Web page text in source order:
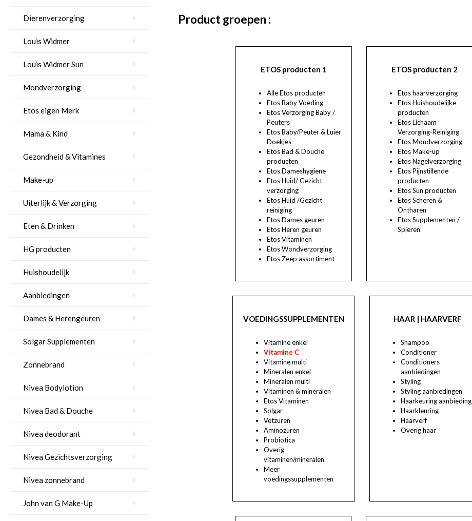
Dierenverzorging
Louis Widmer
Louis Widmer Sun
Mondverzorging
Etos eigen Merk
Mama & Kind
Gezondheid & Vitamines
Make-up
Uiterlijk & Verzorging
Eten & Drinken
HG producten
Huishoudelijk
Aanbiedingen
Dames & Herengeuren
Solgar Supplementen
Zonnebrand
Nivea Bodylotion
Nivea Bad & Douche
Nivea deodorant
Nivea Gezichtsverzorging
Nivea zonnebrand
John van G Make-Up
Product groepen :
ETOS producten 1
Alle Etos producten
Etos Baby Voeding
Etos Verzorging Baby /
Peuters
Etos Baby/Peuter & Luier
Doekjes
Etos Bad & Douche
producten
Etos Dameshygiene
Etos Huid/ Gezicht
verzorging
Etos Huid /Gezicht
reiniging
Etos Dames geuren
Etos Heren geuren
Etos Vitaminen
Etos Wondverzorging
Etos Zeep assortiment
ETOS producten 2
Etos haarverzorging
Etos Huishoudelijke
producten
Etos Lichaam
Verzorging-Reiniging
Etos Mondverzorging
Etos Make-up
Etos Nagelverzorging
Etos Pijnstillende
producten
Etos Sun producten
Etos Scheren &
Ontharen
Etos Supplementen /
Spieren
VOEDINGSSUPPLEMENTEN
Vitamine enkel
Vitamine C
Vitamine multi
Mineralen enkel
Mineralen multi
Vitaminen & mineralen
Etos Vitaminen
Solgar
Vetzuren
Aminozuren
Probiotica
Overig
vitaminen/mineralen
Meer
voedingssupplementen
HAAR | HAARVERF
Shampoo
Conditioner
Conditioners
aanbiedingen
Styling
Styling aanbiedingen
Haarkeuring aanbieding
Haarkleuring
Haarverf
Overig haar